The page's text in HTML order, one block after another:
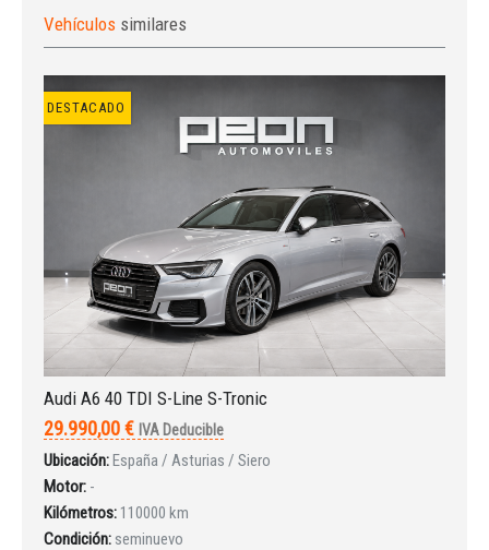
Iniciar sesión
INICIAR SESIÓN
¿Ha olvidado la contraseña?
Vehículos similares
DESTACADO
Audi A6 40 TDI S-Line S-Tronic
29.990,00 € IVA Deducible
Ubicación:España / Asturias / Siero
Motor: -
Kilómetros: 110000 km
Condición: seminuevo